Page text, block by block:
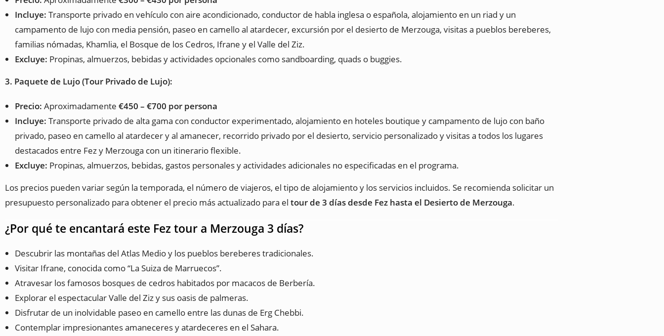
Incluye: Transporte privado en vehículo con aire acondicionado, conductor de habla inglesa o española, alojamiento en un riad y un
campamento de lujo con media pensión, paseo en camello al atardecer, excursión por el desierto de Merzouga, visitas a pueblos bereberes,
familias nómadas, Khamlia, el Bosque de los Cedros, Ifrane y el Valle del Ziz.
Excluye: Propinas, almuerzos, bebidas y actividades opcionales como sandboarding, quads o buggies.
3. Paquete de Lujo (Tour Privado de Lujo):
Precio: Aproximadamente €450 – €700 por persona
Incluye: Transporte privado de alta gama con conductor experimentado, alojamiento en hoteles boutique y campamento de lujo con baño
privado, paseo en camello al atardecer y al amanecer, recorrido privado por el desierto, servicio personalizado y visitas a todos los lugares
destacados entre Fez y Merzouga con un itinerario flexible.
Excluye: Propinas, almuerzos, bebidas, gastos personales y actividades adicionales no especificadas en el programa.
Los precios pueden variar según la temporada, el número de viajeros, el tipo de alojamiento y los servicios incluidos. Se recomienda solicitar un
presupuesto personalizado para obtener el precio más actualizado para el tour de 3 días desde Fez hasta el Desierto de Merzouga.
¿Por qué te encantará este Fez tour a Merzouga 3 días?
Descubrir las montañas del Atlas Medio y los pueblos bereberes tradicionales.
Visitar Ifrane, conocida como “La Suiza de Marruecos”.
Atravesar los famosos bosques de cedros habitados por macacos de Berbería.
Explorar el espectacular Valle del Ziz y sus oasis de palmeras.
Disfrutar de un inolvidable paseo en camello entre las dunas de Erg Chebbi.
Contemplar impresionantes amaneceres y atardeceres en el Sahara.